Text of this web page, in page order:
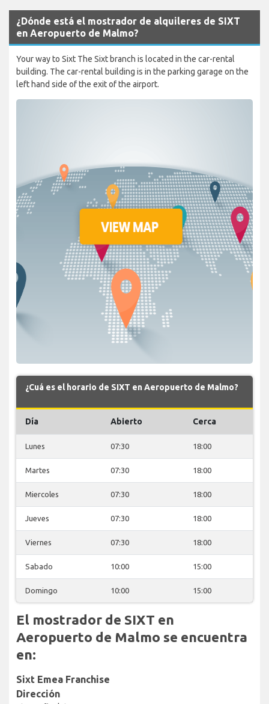
¿Dónde está el mostrador de alquileres de SIXT
en Aeropuerto de Malmo?
Your way to Sixt The Sixt branch is located in the car-rental
building. The car-rental building is in the parking garage on the
left hand side of the exit of the airport.
¿Cuá es el horario de SIXT en Aeropuerto de Malmo?
Día Abierto Cerca
Lunes 07:30 18:00
Martes 07:30 18:00
Miercoles 07:30 18:00
Jueves 07:30 18:00
Viernes 07:30 18:00
Sabado 10:00 15:00
Domingo 10:00 15:00
El mostrador de SIXT en
Aeropuerto de Malmo se encuentra
en:
Sixt Emea Franchise
Dirección